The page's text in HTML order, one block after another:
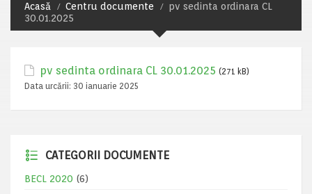
Acasă Centru documente
pv sedinta ordinara CL
30.01.2025
pv sedinta ordinara CL 30.01.2025 (271 kB)
Data urcării: 30 ianuarie 2025
CATEGORII DOCUMENTE
BECL 2020 (6)